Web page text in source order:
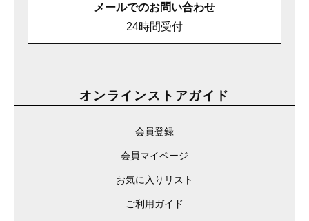
メールでのお問い合わせ
24時間受付
オンラインストアガイド
会員登録
会員マイページ
お気に入りリスト
ご利用ガイド